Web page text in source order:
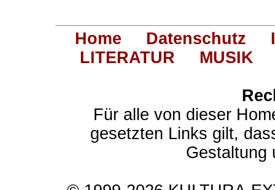
Home Datenschutz
LITERATUR
MUSIK
Für alle von dieser
gesetzten Links gilt,
Gestaltung